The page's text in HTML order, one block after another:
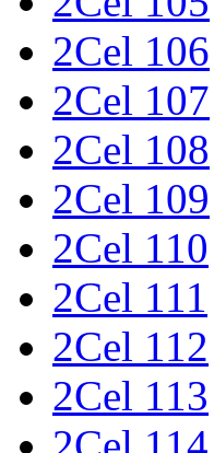
2Cel 106
2Cel 107
2Cel 108
2Cel 109
2Cel 110
2Cel 111
2Cel 112
2Cel 113